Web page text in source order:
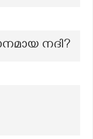
നദി?